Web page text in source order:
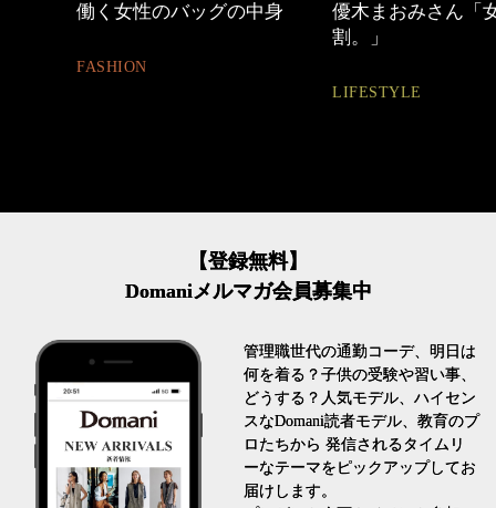
優木まおみさん「女の時間
40代の小顔メイク
【登録無料】
Domaniメルマガ会員募集中
管理職世代の通勤コーデ、明日は
何を着る？子供の受験や習い事、
どうする？人気モデル、ハイセン
スなDomani読者モデル、教育のプ
ロたちから 発信されるタイムリ
ーなテーマをピックアップしてお
届けします。